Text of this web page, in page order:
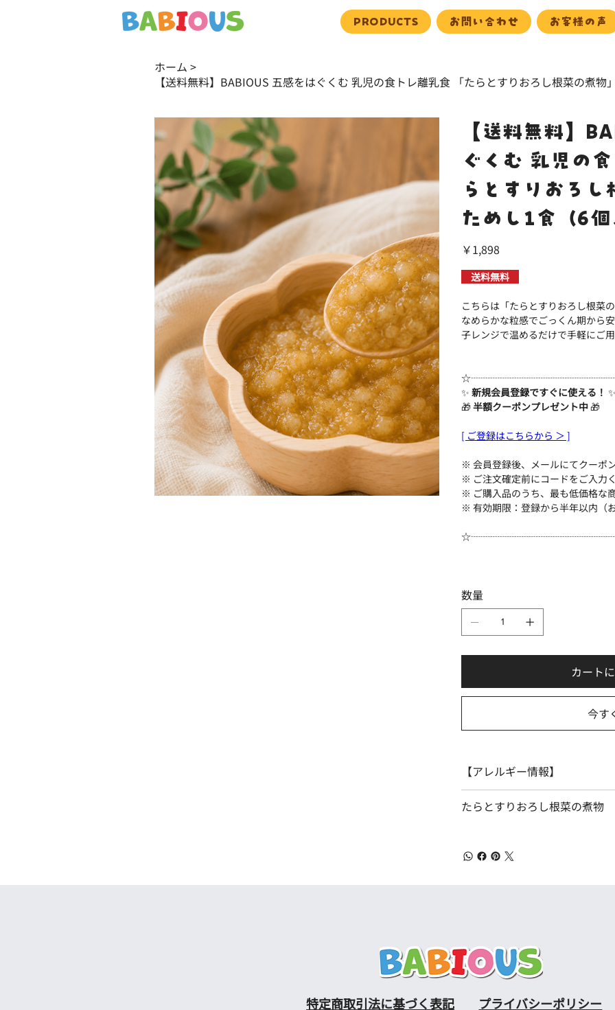
PRODUCTS お問い合わせ お客様の声
ホーム >
【送料無料】BABIOUS 五感をはぐくむ 乳児の食トレ離乳食 「たらとすりおろし根菜の煮物
【送料無料】
ぐくむ 乳児の
らとすりおろし
ためし1食（6個
価
格
￥1,898
送料無料
こちらは「たらとすりおろし根菜
なめらかな粒感でごっくん期から
子レンジで温めるだけで手軽にご用
✨ 新規会員登録ですぐに使える！ ✨
🎁半額クーポンプレゼント中🎁
[ ご登録はこちらから ＞ ]
※ 会員登録後、メールにてクーポ
※ ご注文確定前にコードをご入力く
※ ご購入品のうち、最も低価格な
※ 有効期限：登録から半年以内（
数量
カート
今す
【アレルギー情報】
たらとすりおろし根菜の煮物
特定商取引法に基づく表記 プライバシーポリシー